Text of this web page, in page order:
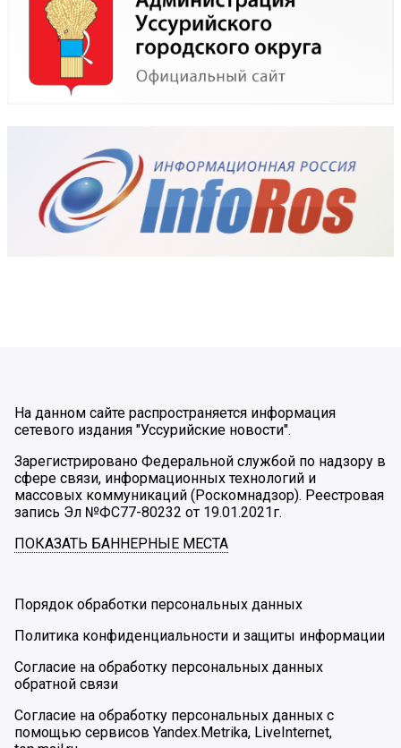
На данном сайте распространяется информация
сетевого издания "Уссурийские новости".
Зарегистрировано Федеральной службой по надзору в
сфере связи, информационных технологий и
массовых коммуникаций (Роскомнадзор). Реестровая
запись Эл №ФС77-80232 от 19.01.2021г.
ПОКАЗАТЬ БАННЕРНЫЕ МЕСТА
Порядок обработки персональных данных
Политика конфиденциальности и защиты информации
Согласие на обработку персональных данных
обратной связи
Согласие на обработку персональных данных с
помощью сервисов Yandex.Metrika, LiveInternet,